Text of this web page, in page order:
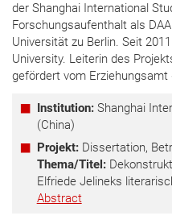
der Shanghai International
Forschungsaufenthalt als
Universität zu Berlin. Seit
University. Leiterin des
gefördert vom Erziehungsamt
Institution:Shanghai
(China)
Projekt:Dissertation,
Thema/Titel:
Elfriede Jelineks
Abstract